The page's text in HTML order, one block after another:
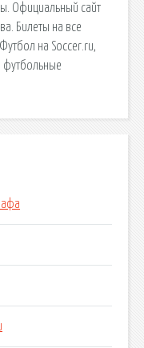
Официальный сайт
Билеты на все
на Soccer.ru,
футбольные